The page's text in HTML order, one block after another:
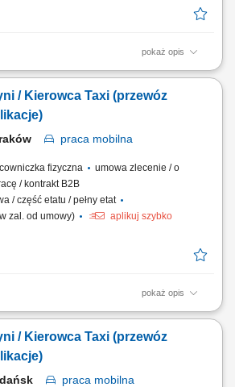
pokaż opis
stanu technicznego samochodu do
zewnętrznego i wewnętrznego,
samochodu w trójkąt
/ Kierowca Taxi (przewóz
praca mobilna
fizyczna
umowa zlecenie / o
/ kontrakt B2B
/ część etatu / pełny etat
zal. od umowy)
aplikuj szybko
pokaż opis
przewozów osób w Krakowie z
stanu technicznego auta przed
oświetlenie, kierunkowskazy, sygnał
/ Kierowca Taxi (przewóz
praca mobilna